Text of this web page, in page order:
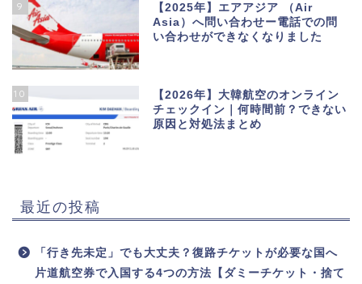
9
【2025年】エアアジア （Air
Asia）へ問い合わせー電話での問
い合わせができなくなりました
10
【2026年】大韓航空のオンライン
チェックイン｜何時間前？できない
原因と対処法まとめ
最近の投稿
「行き先未定」でも大丈夫？復路チケットが必要な国へ
片道航空券で入国する4つの方法【ダミーチケット・捨て